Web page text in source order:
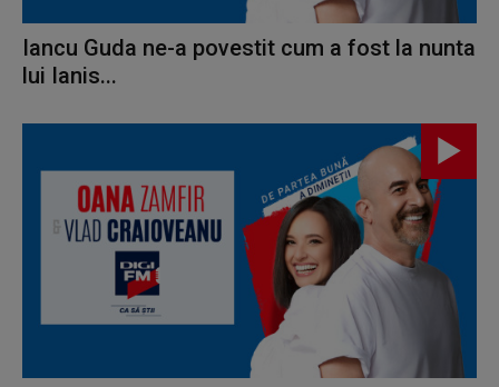
Iancu Guda ne-a povestit cum a fost la nunta
lui Ianis...